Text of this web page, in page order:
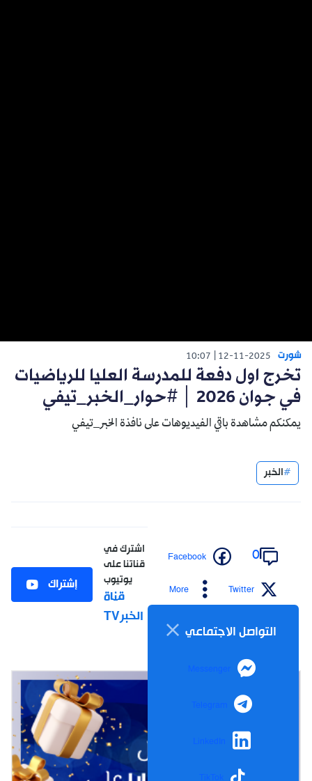
شورت 12-11-2025
10:07
تخرج اول دفعة للمدرسة العليا للرياضيات
في جوان 2026 │ #حوار_الخبر_تيفي
يمكنكم مشاهدة باقي الفيديوهات على نافذة الخبر_تيفي
الخبر
0
Facebook
Twitter
More
التواصل الاجتماعي
Messenger
Telegram
LinkedIn
اشترك في
قناتنا على
يوتيوب
قناة
الخبرTV
إشتراك